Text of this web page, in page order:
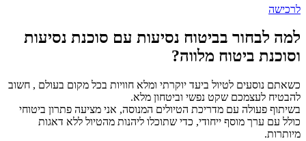
לרכישה
למה לבחור בביטוח נסיעות עם סוכנת נסיעות
וסוכנת ביטוח מלווה?
כשאתם נוסעים לטיול ביעד יוקרתי ומלא חוויות בכל מקום בעולם , חשוב
להבטיח לעצמכם שקט נפשי וביטחון מלא.
בשיתוף פעולה עם מדריכת הטיולים המנוסה, אני מציעה פתרון ביטוחי
כולל עם ערך מוסף ייחודי, כדי שתוכלו ליהנות מהטיול ללא דאגות
מיותרות.